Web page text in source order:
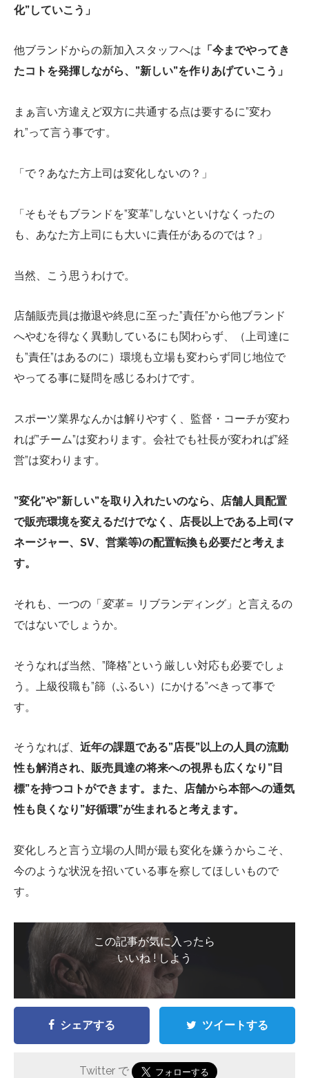
化”していこう」
他ブランドからの新加入スタッフへは 「今までやってき
たコトを発揮しながら、”新しい”を作りあげていこう」
まぁ言い方違えど双方に共通する点は要するに”変わ
れ”って言う事です。
「で？あなた方上司は変化しないの？」
「そもそもブランドを”変革”しないといけなくったの
も、あなた方上司にも大いに責任があるのでは？」
当然、こう思うわけで。
店舗販売員は撤退や終息に至った”責任”から他ブランド
へやむを得なく異動しているにも関わらず、（上司達に
も”責任”はあるのに）環境も立場も変わらず同じ地位で
やってる事に疑問を感じるわけです。
スポーツ業界なんかは解りやすく、監督・コーチが変わ
れば”チーム”は変わります。会社でも社長が変われば”経
営”は変わります。
”変化”や”新しい”を取り入れたいのなら、店舗人員配置
で販売環境を変えるだけでなく、店長以上である上司(マ
ネージャー、SV、営業等)の配置転換も必要だと考えま
す。
それも、一つの「変革＝ リブランディング」と言えるの
ではないでしょうか。
そうなれば当然、”降格”という厳しい対応も必要でしょ
う。上級役職も”篩（ふるい）にかける”べきって事で
す。
そうなれば、 近年の課題である”店長”以上の人員の流動
性も解消され、販売員達の将来への視界も広くなり”目
標”を持つコトができます。また、店舗から本部への通気
性も良くなり”好循環”が生まれると考えます。
変化しろと言う立場の人間が最も変化を嫌うからこそ、
今のような状況を招いている事を察してほしいもので
す。
この記事が気に入ったら
いいね ! しよう
シェアする ツイートする
Twitter で